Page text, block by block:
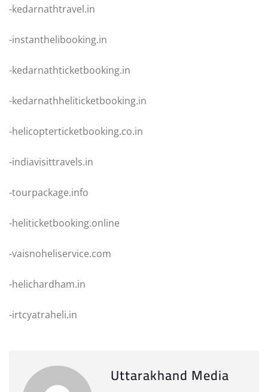
-kedarnathtravel.in
-instanthelibooking.in
-kedarnathticketbooking.in
-kedarnathheliticketbooking.in
-helicopterticketbooking.co.in
-indiavisittravels.in
-tourpackage.info
-heliticketbooking.online
-vaisnoheliservice.com
-helichardham.in
-irtcyatraheli.in
Uttarakhand Media